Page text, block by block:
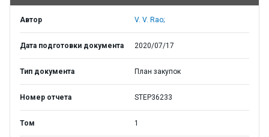
Автор V. V. Rao;
Дата подготовки документа 2020/07/17
Тип документа План закупок
Номер отчета STEP36233
Том 1